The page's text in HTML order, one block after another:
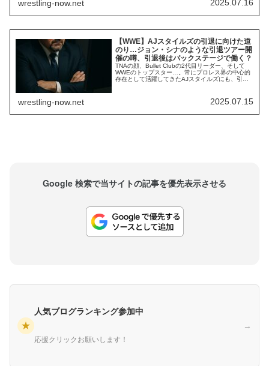
wrestling-now.net 2025.07.16
【WWE】AJスタイルズの引退に向けた道
のり…ジョン・シナのような引退ツアー開
催の噂、引退後はバックステージで働く？
TNAの顔、Bullet Clubの2代目リーダー、そして
WWEのトップスター…。常にプロレス界の中心的
存在として活躍してきたAJスタイルズにも、引退
前のインタビューで「WWEでキャリアを終えた
い」と語っていた彼は、契約満了が近くなると必
wrestling-now.net 2025.07.15
Google 検索で当サイトの記事を優先表示させる
★
人気ブログランキング参加中
応援クリックお願いします！
→